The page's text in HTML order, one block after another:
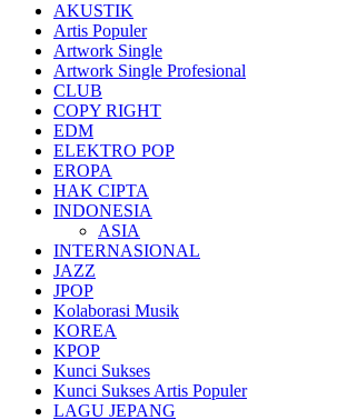
AKUSTIK
Artis Populer
Artwork Single
Artwork Single Profesional
CLUB
COPY RIGHT
EDM
ELEKTRO POP
EROPA
HAK CIPTA
INDONESIA
ASIA
INTERNASIONAL
JAZZ
JPOP
Kolaborasi Musik
KOREA
KPOP
Kunci Sukses
Kunci Sukses Artis Populer
LAGU JEPANG